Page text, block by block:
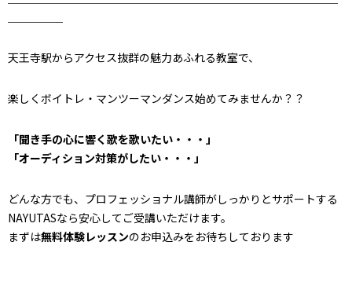
天王寺駅からアクセス抜群の魅力あふれる教室で、
楽しくボイトレ・マンツーマンダンス始めてみませんか？？
「聞き手の心に響く歌を歌いたい・・・」
「オーディション対策がしたい・・・」
どんな方でも、プロフェッショナル講師がしっかりとサポートする
NAYUTASなら安心してご受講いただけます。
まずは無料体験レッスンのお申込みをお待ちしております